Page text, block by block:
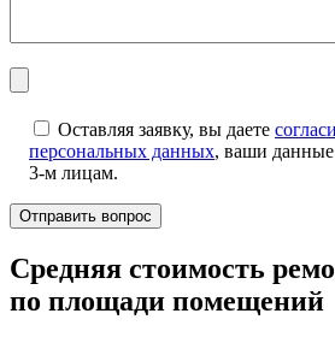
Оставляя заявку, вы даете
персональных данных, ваши данные
3-м лицам.
Cредняя стоимость
по площади помещений